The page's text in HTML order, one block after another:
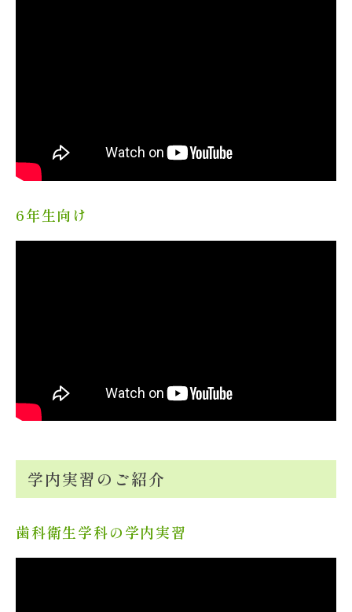
6年生向け
学内実習のご紹介
歯科衛生学科の学内実習